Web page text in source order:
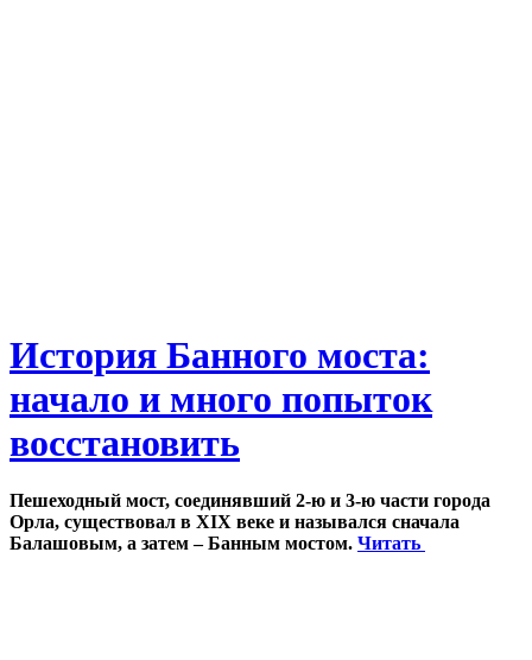
История Банного моста:
начало и много попыток
восстановить
Пешеходный мост, соединявший 2-ю и 3-ю части города
Орла, существовал в XIX веке и назывался сначала
Балашовым, а затем – Банным мостом. Читать